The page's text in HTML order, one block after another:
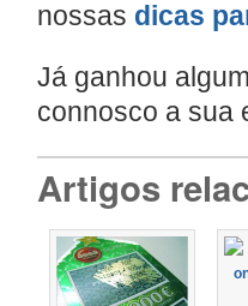
nossas dicas
Já ganhou
connosco a sua
Artigos